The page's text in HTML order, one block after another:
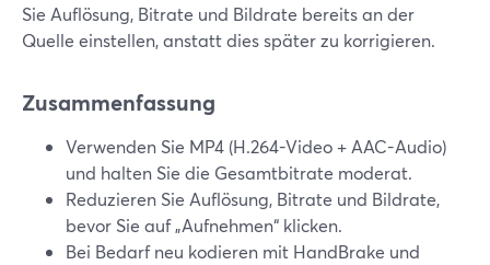
Sie Auflösung, Bitrate und Bildrate bereits an der
Quelle einstellen, anstatt dies später zu korrigieren.
Zusammenfassung
Verwenden Sie MP4 (H.264-Video + AAC-Audio)
und halten Sie die Gesamtbitrate moderat.
Reduzieren Sie Auflösung, Bitrate und Bildrate,
bevor Sie auf „Aufnehmen“ klicken.
Bei Bedarf neu kodieren mit HandBrake und